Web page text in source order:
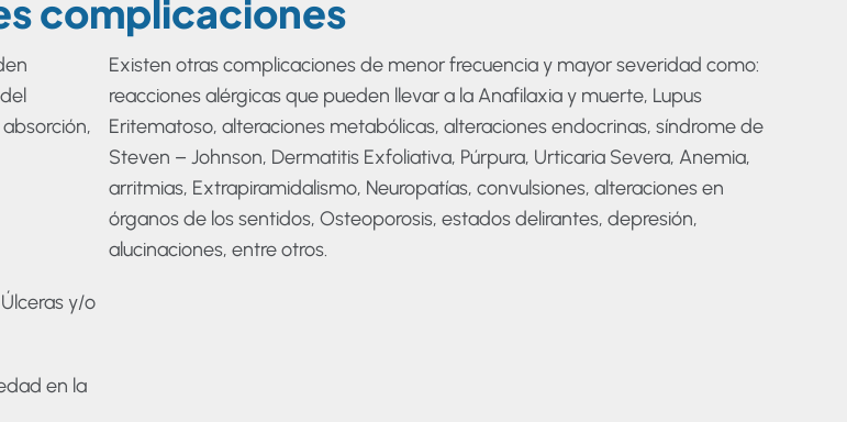
complicaciones
y/o
en la
Existen otras complicaciones de menor frecuencia y mayor severidad como:
reacciones alérgicas que pueden llevar a la Anafilaxia y muerte, Lupus
Eritematoso, alteraciones metabólicas, alteraciones endocrinas, síndrome de
Steven – Johnson, Dermatitis Exfoliativa, Púrpura, Urticaria Severa, Anemia,
arritmias, Extrapiramidalismo, Neuropatías, convulsiones, alteraciones en
órganos de los sentidos, Osteoporosis, estados delirantes, depresión,
alucinaciones, entre otros.